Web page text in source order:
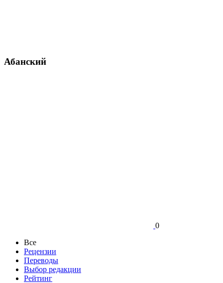
Абанский
0
Все
Рецензии
Переводы
Выбор редакции
Рейтинг